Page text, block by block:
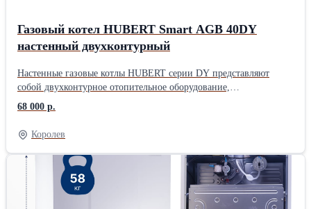
Газовый котел HUBERT Smart AGB 40DY
настенный двухконтурный
Настенные газовые котлы HUBERT серии DY представляют
собой двухконтурное отопительное оборудование,
предназначенное для отопления жилых помещений и
обеспечения горячего водоснабжения. Конструкция котлов серии
DY включает два раздельных теплообменника, что повышает
эффективность работы оборудования и способствует увеличению
срока службы системы. Данная модель получила положительную
оценку покупателей и технических специалистов благодаря
сочетанию удобного управления, энергоэффективности и
стабильной работы в различных условиях. Оборудование
68 000 р.
Королев